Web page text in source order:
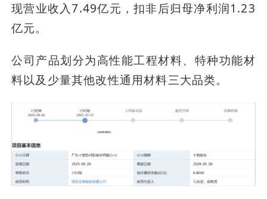
现营业收入7.49亿元，扣非后归母净利润1.23
亿元。
公司产品划分为高性能工程材料、特种功能材
料以及少量其他改性通用材料三大品类。